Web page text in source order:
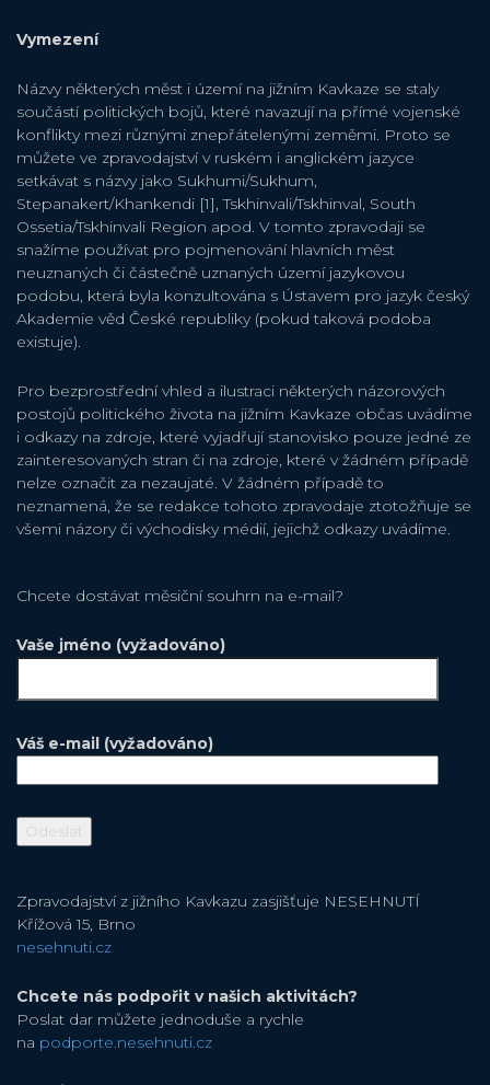
Vymezení
Názvy některých měst i území na jižním Kavkaze se staly
součástí politických bojů, které navazují na přímé vojenské
konflikty mezi různými znepřátelenými zeměmi. Proto se
můžete ve zpravodajství v ruském i anglickém jazyce
setkávat s názvy jako Sukhumi/Sukhum,
Stepanakert/Khankendi [1], Tskhinvali/Tskhinval, South
Ossetia/Tskhinvali Region apod. V tomto zpravodaji se
snažíme používat pro pojmenování hlavních měst
neuznaných či částečně uznaných území jazykovou
podobu, která byla konzultována s Ústavem pro jazyk český
Akademie věd České republiky (pokud taková podoba
existuje).
Pro bezprostřední vhled a ilustraci některých názorových
postojů politického života na jižním Kavkaze občas uvádíme
i odkazy na zdroje, které vyjadřují stanovisko pouze jedné ze
zainteresovaných stran či na zdroje, které v žádném případě
nelze označit za nezaujaté. V žádném případě to
neznamená, že se redakce tohoto zpravodaje ztotožňuje se
všemi názory či východisky médií, jejichž odkazy uvádíme.
Chcete dostávat měsiční souhrn na e-mail?
Vaše jméno (vyžadováno)
Váš e-mail (vyžadováno)
Zpravodajství z jižního Kavkazu zasjišťuje NESEHNUTÍ
Křížová 15, Brno
nesehnuti.cz
Chcete nás podpořit v našich aktivitách?
Poslat dar můžete jednoduše a rychle
na podporte.nesehnuti.cz